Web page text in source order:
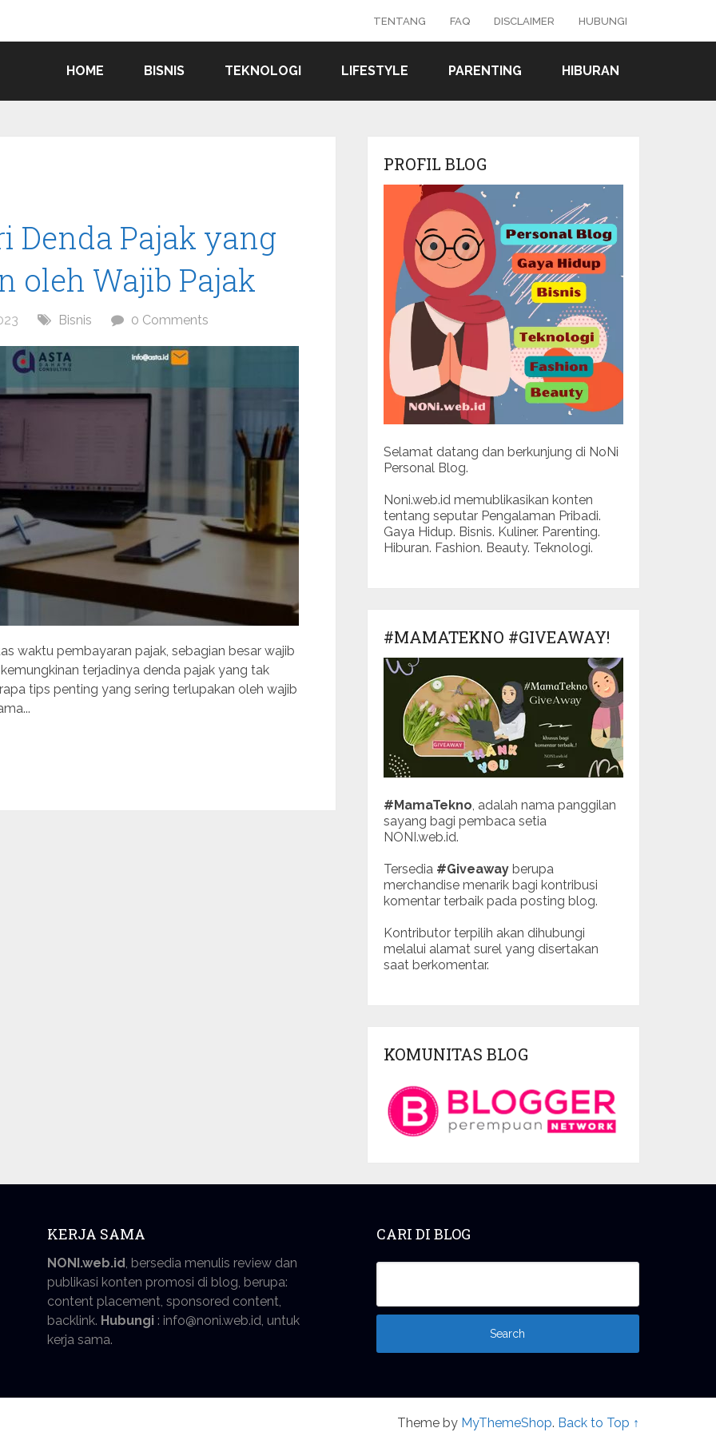
TENTANG FAQ DISCLAIMER HUBUNGI
HOME BISNIS TEKNOLOGI LIFESTYLE PARENTING HIBURAN
Denda Pajak yang
oleh Wajib Pajak
Bisnis 0 Comments
waktu pembayaran pajak, sebagian besar wajib
terjadinya denda pajak yang tak
tips penting yang sering terlupakan oleh wajib
PROFIL BLOG
Selamat datang dan berkunjung di NoNi
Personal Blog.
Noni.web.id memublikasikan konten
tentang seputar Pengalaman Pribadi.
Gaya Hidup. Bisnis. Kuliner. Parenting.
Hiburan. Fashion. Beauty. Teknologi.
#MAMATEKNO #GIVEAWAY!
#MamaTekno , adalah nama panggilan
sayang bagi pembaca setia
NONI.web.id.
Tersedia #Giveaway berupa
merchandise menarik bagi kontribusi
komentar terbaik pada posting blog.
Kontributor terpilih akan dihubungi
melalui alamat surel yang disertakan
saat berkomentar.
KOMUNITAS BLOG
KERJA SAMA
NONI.web.id, bersedia menulis review dan
publikasi konten promosi di blog, berupa:
content placement, sponsored content,
backlink. Hubungi : info@noni.web.id, untuk
kerja sama.
CARI DI BLOG
Theme by MyThemeShop. Back to Top ↑